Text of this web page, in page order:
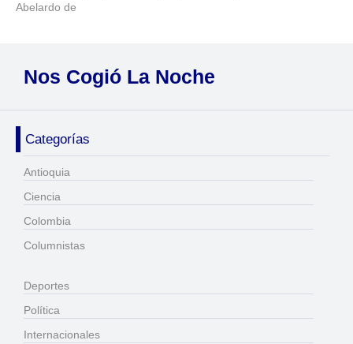
Abelardo de
Nos Cogió La Noche
Categorías
Antioquia
Ciencia
Colombia
Columnistas
Deportes
Política
Internacionales